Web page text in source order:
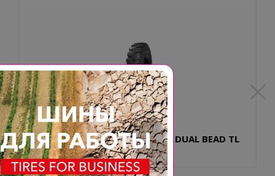
17.5-25 24PR BKT EM 936 E2/L2 DUAL BEAD TL